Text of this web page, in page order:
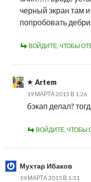
черный экран там
попробовать
ВОЙДИТЕ, ЧТОБЫ
Artem
19 МАРТА 2015 В 1:26
бэкап делал?
ВОЙДИТЕ, ЧТОБЫ
Мухтар Ибаков
19 МАРТА 2015 В 1:31